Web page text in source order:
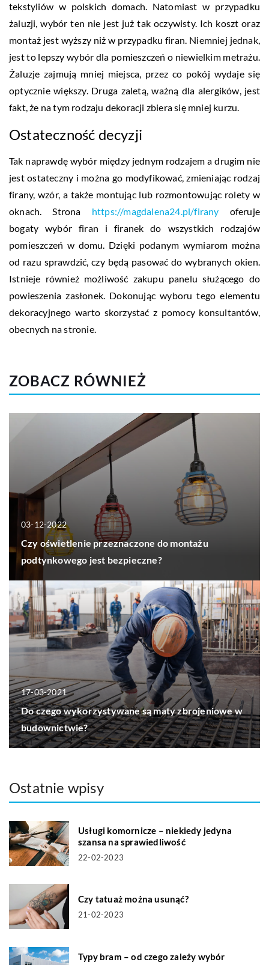
tekstyliów w polskich domach. Natomiast w przypadku
żaluzji, wybór ten nie jest już tak oczywisty. Ich koszt oraz
montaż jest wyższy niż w przypadku firan. Niemniej jednak,
jest to lepszy wybór dla pomieszczeń o niewielkim metrażu.
Żaluzje zajmują mniej miejsca, przez co pokój wydaje się
optycznie większy. Druga zaletą, ważną dla alergików, jest
fakt, że na tym rodzaju dekoracji zbiera się mniej kurzu.
Ostateczność decyzji
Tak naprawdę wybór między jednym rodzajem a drugim nie
jest ostateczny i można go modyfikować, zmieniając rodzaj
firany, wzór, a także montując lub rozmontowując rolety w
oknach. Strona https://magdalena24.pl/firany oferuje
bogaty wybór firan i firanek do wszystkich rodzajów
pomieszczeń w domu. Dzięki podanym wymiarom można
od razu sprawdzić, czy będą pasować do wybranych okien.
Istnieje również możliwość zakupu panelu służącego do
powieszenia zasłonek. Dokonując wyboru tego elementu
dekoracyjnego warto skorzystać z pomocy konsultantów,
obecnych na stronie.
ZOBACZ RÓWNIEŻ
03-12-2022
Czy oświetlenie przeznaczone do montażu
podtynkowego jest bezpieczne?
17-03-2021
Do czego wykorzystywane są maty zbrojeniowe w
budownictwie?
Ostatnie wpisy
Usługi komornicze – niekiedy jedyna
szansa na sprawiedliwość
22-02-2023
Czy tatuaż można usunąć?
21-02-2023
Typy bram – od czego zależy wybór